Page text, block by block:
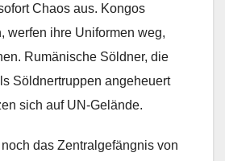
Chaos aus. Kongos
werfen ihre Uniformen weg,
Rumänische Söldner, die
Söldnertruppen angeheuert
sich auf UN-Gelände.
das Zentralgefängnis von